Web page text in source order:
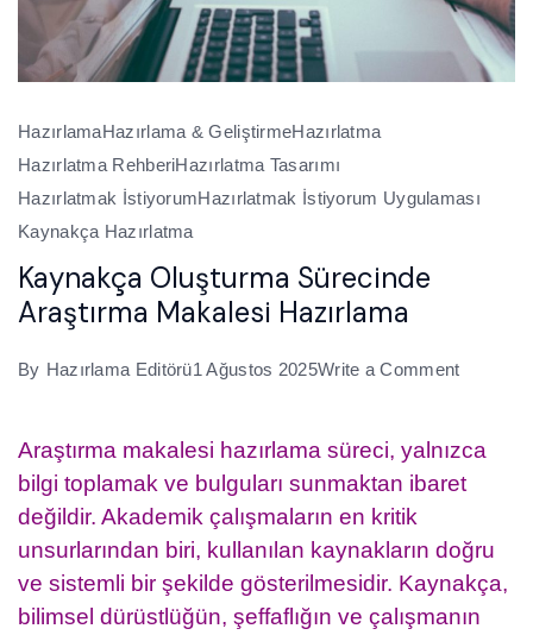
HazırlamaHazırlama & GeliştirmeHazırlatma
Hazırlatma RehberiHazırlatma Tasarımı
Hazırlatmak İstiyorumHazırlatmak İstiyorum Uygulaması
Kaynakça Hazırlatma
Kaynakça Oluşturma Sürecinde
Araştırma Makalesi Hazırlama
By Hazırlama Editörü1 Ağustos 2025Write a Commenton
Araştırma makalesi hazırlama süreci, yalnızca
bilgi toplamak ve bulguları sunmaktan ibaret
değildir. Akademik çalışmaların en kritik
unsurlarından biri, kullanılan kaynakların doğru
ve sistemli bir şekilde gösterilmesidir. Kaynakça,
bilimsel dürüstlüğün, şeffaflığın ve çalışmanın